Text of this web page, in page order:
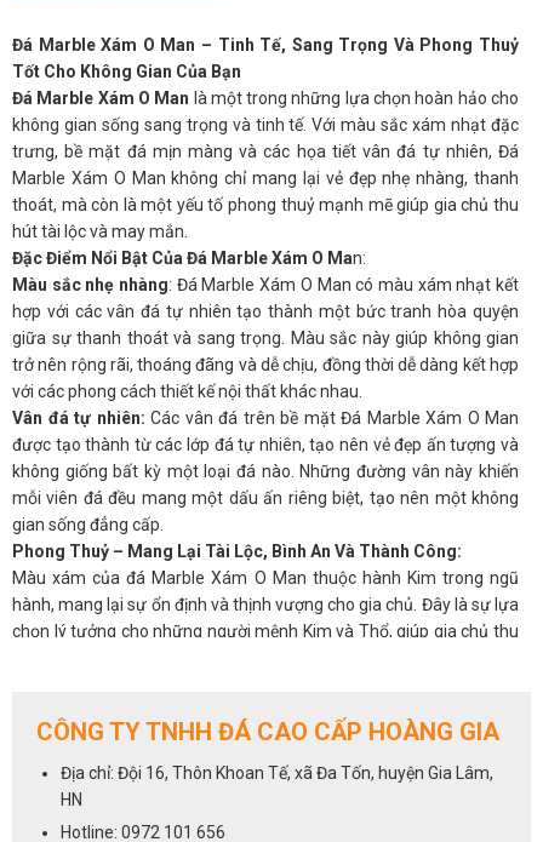
Đá Marble Xám O Man – Tinh Tế, Sang Trọng Và Phong Thuỷ
Tốt Cho Không Gian Của Bạn
Đá Marble Xám O Man là một trong những lựa chọn hoàn hảo cho
không gian sống sang trọng và tinh tế. Với màu sắc xám nhạt đặc
trưng, bề mặt đá mịn màng và các họa tiết vân đá tự nhiên, Đá
Marble Xám O Man không chỉ mang lại vẻ đẹp nhẹ nhàng, thanh
thoát, mà còn là một yếu tố phong thuỷ mạnh mẽ giúp gia chủ thu
hút tài lộc và may mắn.
Đặc Điểm Nổi Bật Của Đá Marble Xám O Man:
Màu sắc nhẹ nhàng: Đá Marble Xám O Man có màu xám nhạt kết
hợp với các vân đá tự nhiên tạo thành một bức tranh hòa quyện
giữa sự thanh thoát và sang trọng. Màu sắc này giúp không gian
trở nên rộng rãi, thoáng đãng và dễ chịu, đồng thời dễ dàng kết hợp
với các phong cách thiết kế nội thất khác nhau.
Vân đá tự nhiên: Các vân đá trên bề mặt Đá Marble Xám O Man
được tạo thành từ các lớp đá tự nhiên, tạo nên vẻ đẹp ấn tượng và
không giống bất kỳ một loại đá nào. Những đường vân này khiến
mỗi viên đá đều mang một dấu ấn riêng biệt, tạo nên một không
gian sống đẳng cấp.
Phong Thuỷ – Mang Lại Tài Lộc, Bình An Và Thành Công:
Màu xám của đá Marble Xám O Man thuộc hành Kim trong ngũ
hành, mang lại sự ổn định và thịnh vượng cho gia chủ. Đây là sự lựa
chọn lý tưởng cho những người mệnh Kim và Thổ, giúp gia chủ thu
trong công việc. Đá Marble Xám O Man còn giúp gia chủ dễ dàng
đạt được thành công và gặp may mắn trong các quyết định quan
CÔNG TY TNHH ĐÁ CAO CẤP HOÀNG GIA
Địa chỉ: Đội 16, Thôn Khoan Tế, xã Đa Tốn, huyện Gia Lâm,
HN
Hotline: 0972 101 656